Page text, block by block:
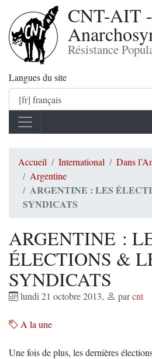
CNT-AIT
Résistance
Langues du site
Accueil International
Dans
Argentine
ARGENTINE : LES
SYNDICATS
ARGENTINE :
ÉLECTIONS &
SYNDICATS
lundi 21 octobre 2013, parcnt
A la une
Une fois de plus, les dernières